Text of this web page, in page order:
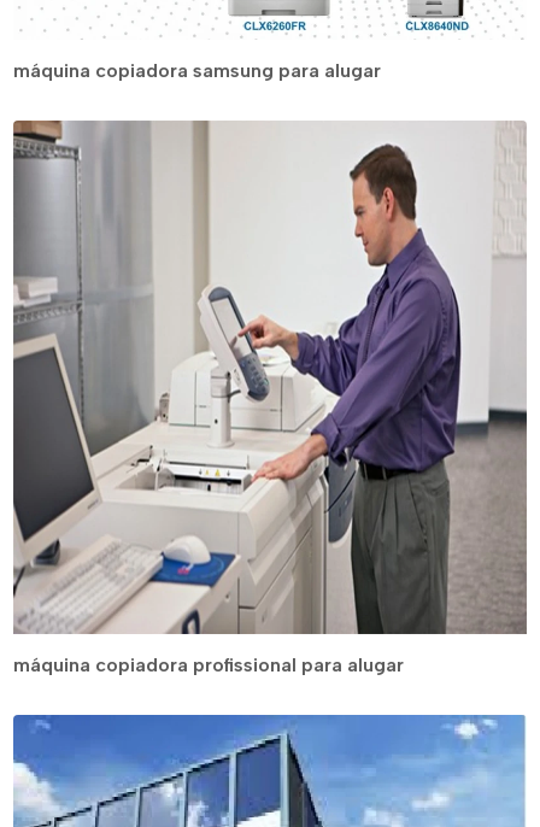
máquina copiadora samsung para alugar
máquina copiadora profissional para alugar